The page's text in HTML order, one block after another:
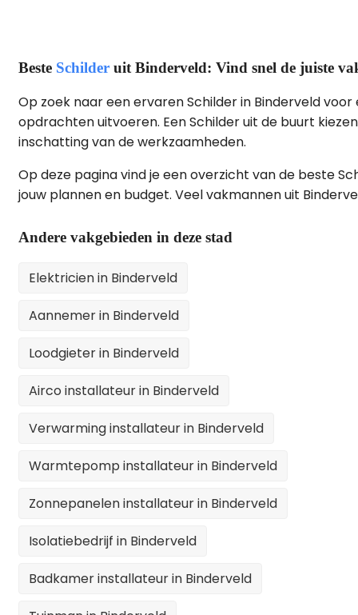
Beste Schilder uit Binderveld: Vind snel de juiste
Op zoek naar een ervaren Schilder in Binderveld
opdrachten uitvoeren. Een Schilder uit de buurt
inschatting van de werkzaamheden.
Op deze pagina vind je een overzicht van de beste
jouw plannen en budget. Veel vakmannen uit
Andere vakgebieden in deze stad
Elektricien in Binderveld
Aannemer in Binderveld
Loodgieter in Binderveld
Airco installateur in Binderveld
Verwarming installateur in Binderveld
Warmtepomp installateur in Binderveld
Zonnepanelen installateur in Binderveld
Isolatiebedrijf in Binderveld
Badkamer installateur in Binderveld